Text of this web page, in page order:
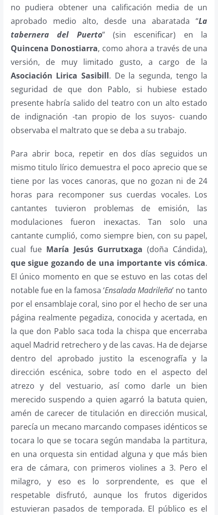
no pudiera obtener una calificación media de un
aprobado medio alto, desde una abaratada “La
tabernera del Puerto” (sin escenificar) en la
Quincena Donostiarra, como ahora a través de una
versión, de muy limitado gusto, a cargo de la
Asociación Lirica Sasibill. De la segunda, tengo la
seguridad de que don Pablo, si hubiese estado
presente habría salido del teatro con un alto estado
de indignación -tan propio de los suyos- cuando
observaba el maltrato que se deba a su trabajo.
Para abrir boca, repetir en dos días seguidos un
mismo titulo lírico demuestra el poco aprecio que se
tiene por las voces canoras, que no gozan ni de 24
horas para recomponer sus cuerdas vocales. Los
cantantes tuvieron problemas de emisión, las
modulaciones fueron inexactas. Tan solo una
cantante cumplió, como siempre bien, con su papel,
cual fue María Jesús Gurrutxaga (doña Cándida),
que sigue gozando de una importante vis cómica.
El único momento en que se estuvo en las cotas del
notable fue en la famosa ‘Ensalada Madrileña’ no tanto
por el ensamblaje coral, sino por el hecho de ser una
página realmente pegadiza, conocida y acertada, en
la que don Pablo saca toda la chispa que encerraba
aquel Madrid retrechero y de las cavas. Ha de dejarse
dentro del aprobado justito la escenografía y la
dirección escénica, sobre todo en el aspecto del
atrezo y del vestuario, así como darle un bien
merecido suspendo a quien agarró la batuta quien,
amén de carecer de titulación en dirección musical,
parecía un mecano marcando compases idénticos se
tocara lo que se tocara según mandaba la partitura,
en una orquesta sin entidad alguna y que más bien
era de cámara, con primeros violines a 3. Pero el
milagro, y eso es lo sorprendente, es que el
respetable disfrutó, aunque los frutos digeridos
estuvieran pasados de temporada. El público es el